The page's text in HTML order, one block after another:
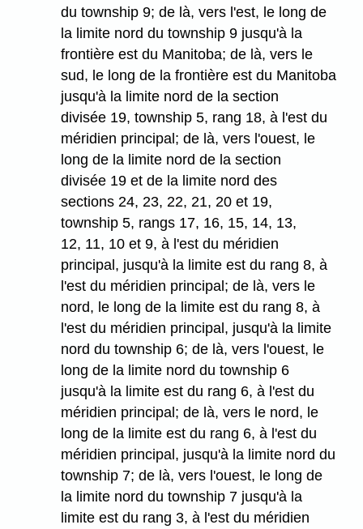
du township 9; de là, vers l'est, le long de
la limite nord du township 9 jusqu'à la
frontière est du Manitoba; de là, vers le
sud, le long de la frontière est du Manitoba
jusqu'à la limite nord de la section
divisée 19, township 5, rang 18, à l'est du
méridien principal; de là, vers l'ouest, le
long de la limite nord de la section
divisée 19 et de la limite nord des
sections 24, 23, 22, 21, 20 et 19,
township 5, rangs 17, 16, 15, 14, 13,
12, 11, 10 et 9, à l'est du méridien
principal, jusqu'à la limite est du rang 8, à
l'est du méridien principal; de là, vers le
nord, le long de la limite est du rang 8, à
l'est du méridien principal, jusqu'à la limite
nord du township 6; de là, vers l'ouest, le
long de la limite nord du township 6
jusqu'à la limite est du rang 6, à l'est du
méridien principal; de là, vers le nord, le
long de la limite est du rang 6, à l'est du
méridien principal, jusqu'à la limite nord du
township 7; de là, vers l'ouest, le long de
la limite nord du township 7 jusqu'à la
limite est du rang 3, à l'est du méridien